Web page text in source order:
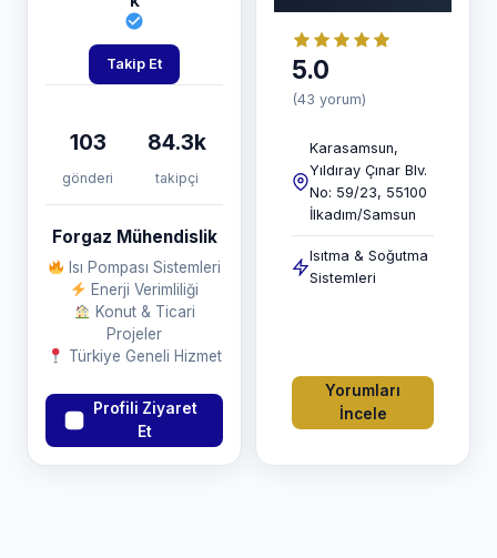
Takip Et
103
gönderi
84.3k
takipçi
Forgaz Mühendislik
Isı Pompası Sistemleri
Enerji Verimliliği
Konut & Ticari
Projeler
Türkiye Geneli Hizmet
Profili Ziyaret
Et
5.0
(43 yorum)
Karasamsun,
Yıldıray Çınar Blv.
No: 59/23, 55100
İlkadım/Samsun
Isıtma & Soğutma
Sistemleri
Yorumları
İncele